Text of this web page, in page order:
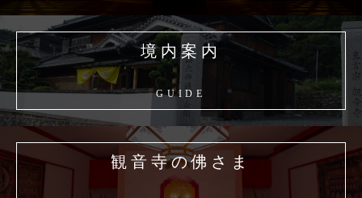
ョ
ン
境内案内
GUIDE
観音寺の佛さま